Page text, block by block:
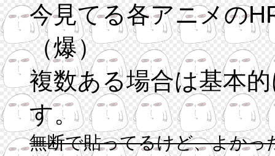
今見てる各アニメの
（爆）
複数ある場合は基本
す。
無断で貼ってるけど、よかっ